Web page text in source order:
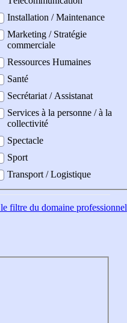
Installation / Maintenance
Marketing / Stratégie
commerciale
Ressources Humaines
Santé
Secrétariat / Assistanat
Services à la personne / à la
collectivité
Spectacle
Sport
Transport / Logistique
filtre du domaine professionnel